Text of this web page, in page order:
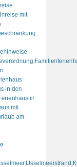
mit
in den
in
mit
am
, IJsselmeerstrand